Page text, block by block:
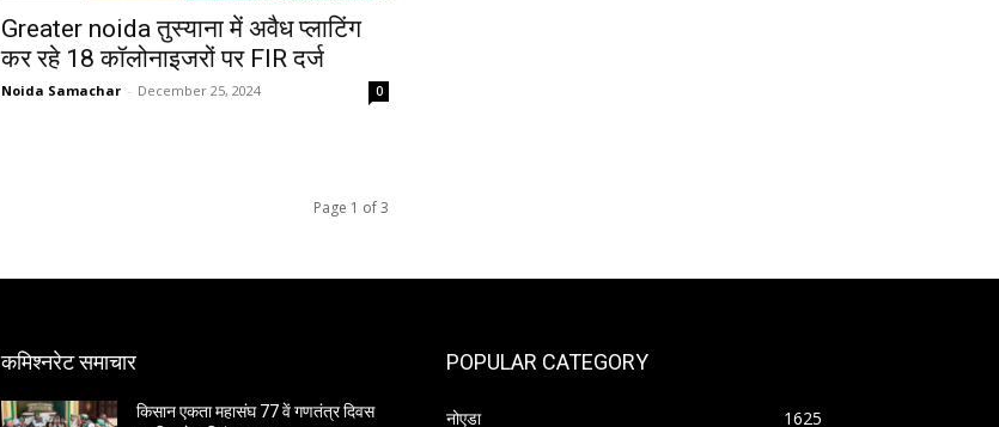
Greater noida तुस्याना में अवैध प्लाटिंग
कर रहे 18 कॉलोनाइजरों पर FIR दर्ज
Noida Samachar - December 25, 2024 0
Page 1 of 3
कमिश्नरेट समाचार
किसान एकता महासंघ 77 वें गणतंत्र दिवस
POPULAR CATEGORY
नोएडा
1625